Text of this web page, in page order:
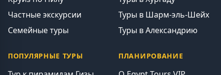
Частные экскурсии
Семейные туры
Туры в Шарм-эль-Шейх
Туры в Александрию
ПОПУЛЯРНЫЕ ТУРЫ ПЛАНИРОВАНИЕ